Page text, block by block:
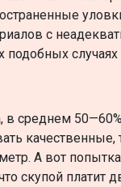
с
подобных
среднем
А вот
скупой